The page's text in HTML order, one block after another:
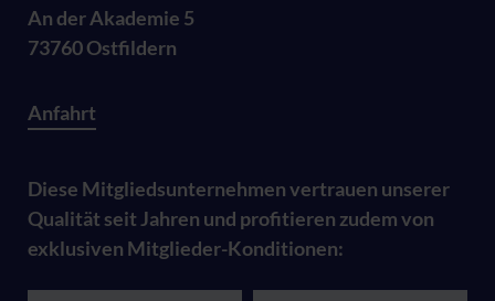
An der Akademie 5
73760 Ostfildern
Anfahrt
Diese Mitgliedsunternehmen vertrauen unserer
Qualität seit Jahren und profitieren zudem von
exklusiven Mitglieder-Konditionen: